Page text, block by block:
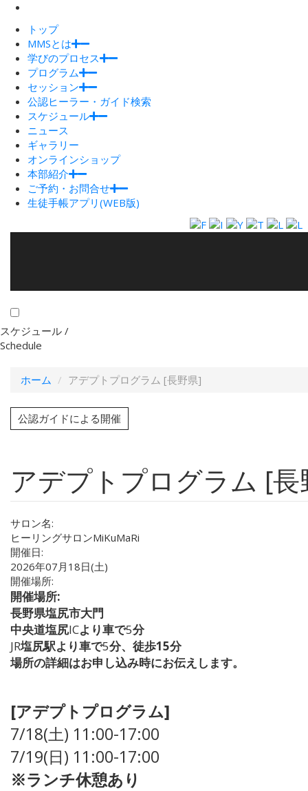
トップ
MMSとは
学びのプロセス
プログラム
セッション
公認ヒーラー・ガイド検索
スケジュール
ニュース
ギャラリー
オンラインショップ
本部紹介
ご予約・お問合せ
生徒手帳アプリ(WEB版)
スケジュール /
Schedule
ホーム アデプトプログラム [長野県]
公認ガイドによる開催
アデプトプログラム [長
サロン名:
ヒーリングサロンMiKuMaRi
開催日:
2026年07月18日(土)
開催場所:
開催場所:
長野県塩尻市大門
中央道塩尻ICより車で5分
JR塩尻駅より車で5分、徒歩15分
場所の詳細はお申し込み時にお伝えします。
[アデプトプログラム]
7/18(土) 11:00-17:00
7/19(日) 11:00-17:00
※ランチ休憩あり